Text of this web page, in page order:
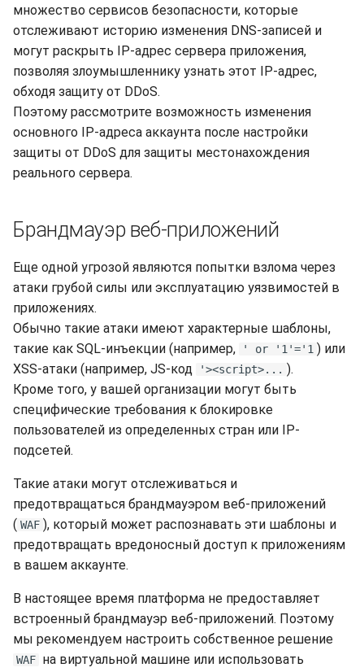
множество сервисов безопасности, которые
отслеживают историю изменения DNS-записей и
могут раскрыть IP-адрес сервера приложения,
позволяя злоумышленнику узнать этот IP-адрес,
обходя защиту от DDoS.
Поэтому рассмотрите возможность изменения
основного IP-адреса аккаунта после настройки
защиты от DDoS для защиты местонахождения
реального сервера.
Брандмауэр веб-приложений
Еще одной угрозой являются попытки взлома через
атаки грубой силы или эксплуатацию уязвимостей в
приложениях.
Обычно такие атаки имеют характерные шаблоны,
такие как SQL-инъекции (например,
' or '1'='1 ) или
XSS-атаки (например, JS-код
'><script>... ).
Кроме того, у вашей организации могут быть
специфические требования к блокировке
пользователей из определенных стран или IP-
подсетей.
Такие атаки могут отслеживаться и
предотвращаться брандмауэром веб-приложений
( WAF ), который может распознавать эти шаблоны и
предотвращать вредоносный доступ к приложениям
в вашем аккаунте.
В настоящее время платформа не предоставляет
встроенный брандмауэр веб-приложений. Поэтому
мы рекомендуем настроить собственное решение
WAF на виртуальной машине или использовать